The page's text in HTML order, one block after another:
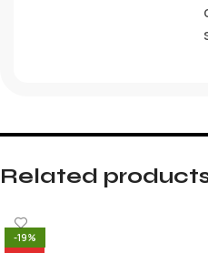
Related
-19%